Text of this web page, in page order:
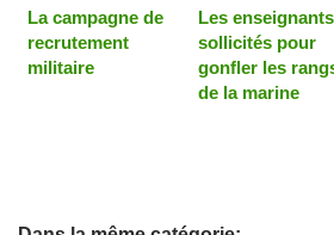
La campagne de
recrutement
militaire
Les enseignants
sollicités pour
gonfler les
de la marine